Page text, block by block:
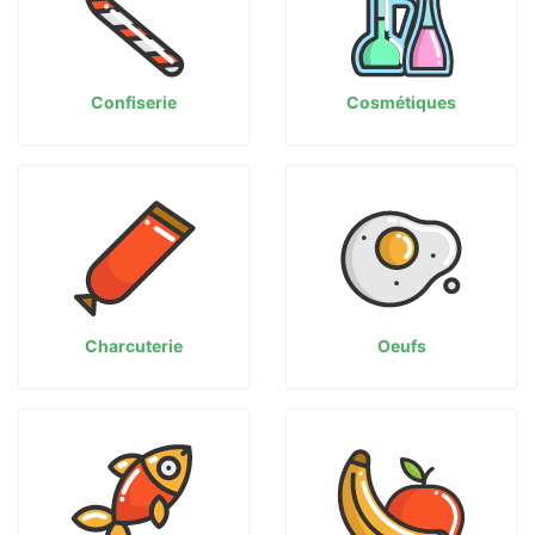
Confiserie Cosmétiques
Charcuterie Oeufs